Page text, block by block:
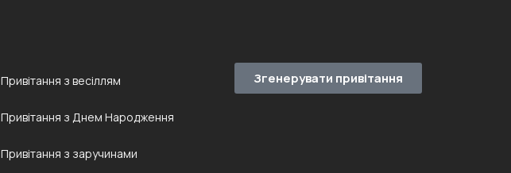
Привітання з весіллям
Привітання з Днем Народження
Привітання з заручинами
Згенерувати привітання